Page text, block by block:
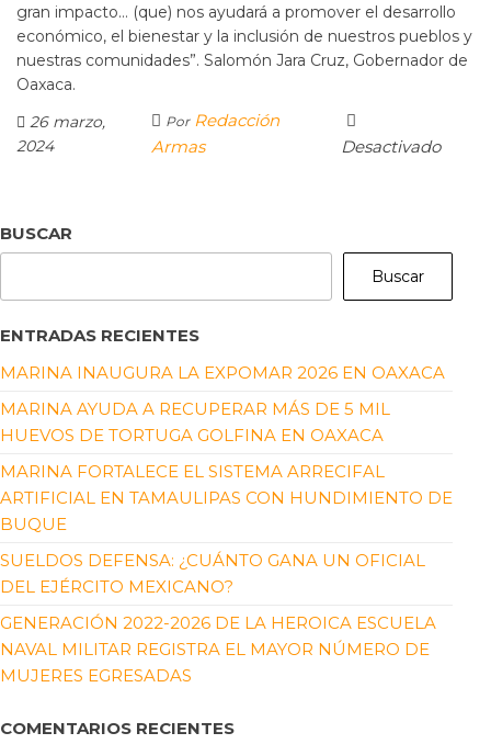
gran impacto… (que) nos ayudará a promover el desarrollo
económico, el bienestar y la inclusión de nuestros pueblos y
nuestras comunidades”. Salomón Jara Cruz, Gobernador de
Oaxaca.
26 marzo,
2024
Por Redacción
Armas
Desactivado
BUSCAR
Buscar
ENTRADAS RECIENTES
MARINA INAUGURA LA EXPOMAR 2026 EN OAXACA
MARINA AYUDA A RECUPERAR MÁS DE 5 MIL
HUEVOS DE TORTUGA GOLFINA EN OAXACA
MARINA FORTALECE EL SISTEMA ARRECIFAL
ARTIFICIAL EN TAMAULIPAS CON HUNDIMIENTO DE
BUQUE
SUELDOS DEFENSA: ¿CUÁNTO GANA UN OFICIAL
DEL EJÉRCITO MEXICANO?
GENERACIÓN 2022-2026 DE LA HEROICA ESCUELA
NAVAL MILITAR REGISTRA EL MAYOR NÚMERO DE
MUJERES EGRESADAS
COMENTARIOS RECIENTES